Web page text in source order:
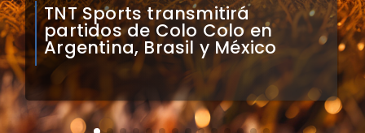
Mauricio Pinilla compara a
Colo Colo con Real Madrid de
Sudamérica